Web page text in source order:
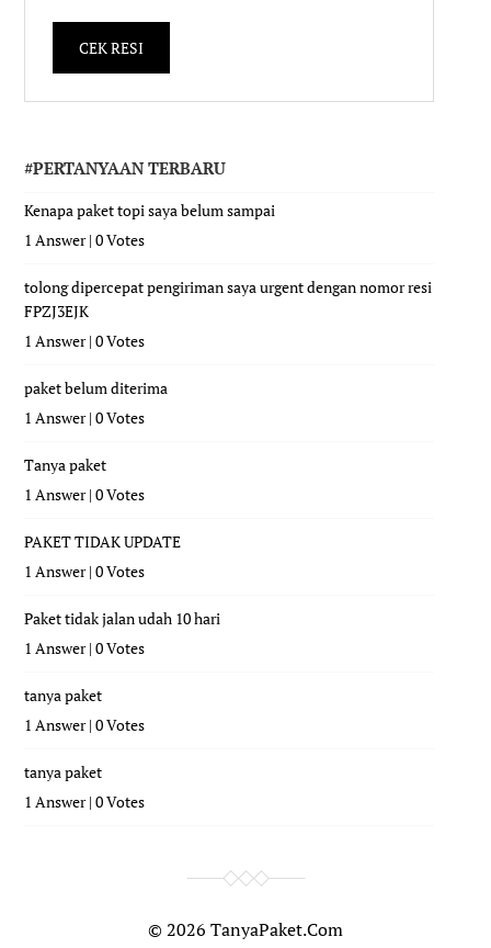
#PERTANYAAN TERBARU
Kenapa paket topi saya belum sampai
1 Answer|0 Votes
tolong dipercepat pengiriman saya urgent dengan nomor resi
FPZJ3EJK
1 Answer|0 Votes
paket belum diterima
1 Answer|0 Votes
Tanya paket
1 Answer|0 Votes
PAKET TIDAK UPDATE
1 Answer|0 Votes
Paket tidak jalan udah 10 hari
1 Answer|0 Votes
tanya paket
1 Answer|0 Votes
tanya paket
1 Answer|0 Votes
© 2026 TanyaPaket.Com